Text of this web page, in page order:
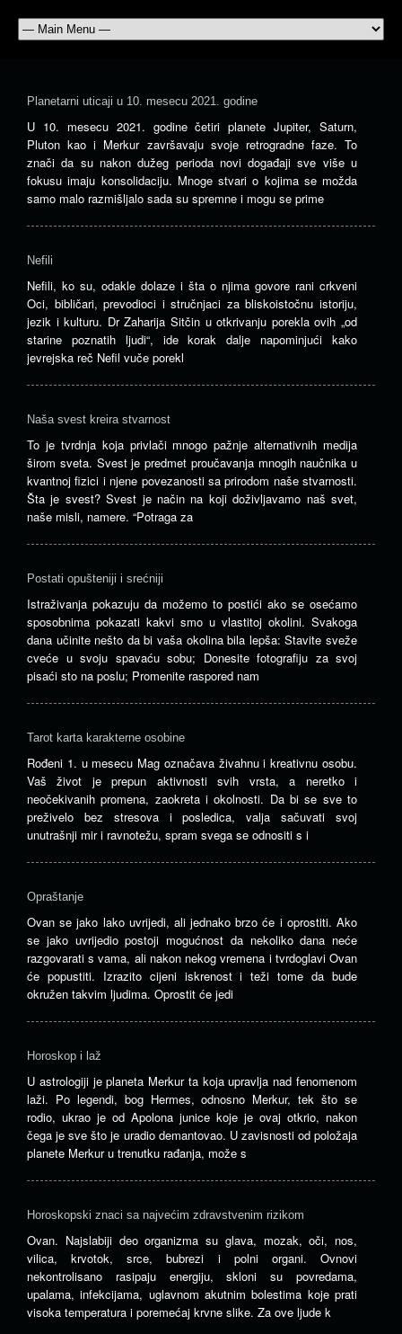
Planetarni uticaji u 10. mesecu 2021. godine
U 10. mesecu 2021. godine četiri planete Jupiter, Saturn,
Pluton kao i Merkur završavaju svoje retrogradne faze. To
znači da su nakon dužeg perioda novi događaji sve više u
fokusu imaju konsolidaciju. Mnoge stvari o kojima se možda
samo malo razmišljalo sada su spremne i mogu se prime
Nefili
Nefili, ko su, odakle dolaze i šta o njima govore rani crkveni
Oci, bibličari, prevodioci i stručnjaci za bliskoistočnu istoriju,
jezik i kulturu. Dr Zaharija Sitčin u otkrivanju porekla ovih „od
starine poznatih ljudi“, ide korak dalje napominjući kako
jevrejska reč Nefil vuče porekl
Naša svest kreira stvarnost
To je tvrdnja koja privlači mnogo pažnje alternativnih medija
širom sveta. Svest je predmet proučavanja mnogih naučnika u
kvantnoj fizici i njene povezanosti sa prirodom naše stvarnosti.
Šta je svest? Svest je način na koji doživljavamo naš svet,
naše misli, namere. “Potraga za
Postati opušteniji i srećniji
Istraživanja pokazuju da možemo to postići ako se osećamo
sposobnima pokazati kakvi smo u vlastitoj okolini. Svakoga
dana učinite nešto da bi vaša okolina bila lepša: Stavite sveže
cveće u svoju spavaću sobu; Donesite fotografiju za svoj
pisaći sto na poslu; Promenite raspored nam
Tarot karta karakterne osobine
Rođeni 1. u mesecu Mag označava živahnu i kreativnu osobu.
Vaš život je prepun aktivnosti svih vrsta, a neretko i
neočekivanih promena, zaokreta i okolnosti. Da bi se sve to
preživelo bez stresova i posledica, valja sačuvati svoj
unutrašnji mir i ravnotežu, spram svega se odnositi s i
Opraštanje
Ovan se jako lako uvrijedi, ali jednako brzo će i oprostiti. Ako
se jako uvrijedio postoji mogućnost da nekoliko dana neće
razgovarati s vama, ali nakon nekog vremena i tvrdoglavi Ovan
će popustiti. Izrazito cijeni iskrenost i teži tome da bude
okružen takvim ljudima. Oprostit će jedi
Horoskop i laž
U astrologiji je planeta Merkur ta koja upravlja nad fenomenom
laži. Po legendi, bog Hermes, odnosno Merkur, tek što se
rodio, ukrao je od Apolona junice koje je ovaj otkrio, nakon
čega je sve što je uradio demantovao. U zavisnosti od položaja
planete Merkur u trenutku rađanja, može s
Horoskopski znaci sa najvećim zdravstvenim rizikom
Ovan. Najslabiji deo organizma su glava, mozak, oči, nos,
vilica, krvotok, srce, bubrezi i polni organi. Ovnovi
nekontrolisano rasipaju energiju, skloni su povredama,
upalama, infekcijama, uglavnom akutnim bolestima koje prati
visoka temperatura i poremećaj krvne slike. Za ove ljude k